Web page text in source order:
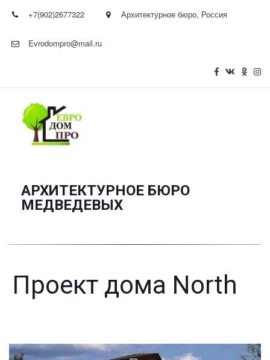
+7(902)2677322 Архитектурное бюро, Россия
Evrodompro@mail.ru
АРХИТЕКТУРНОЕ БЮРО
­МЕДВЕДЕВЫХ
Проект дома North